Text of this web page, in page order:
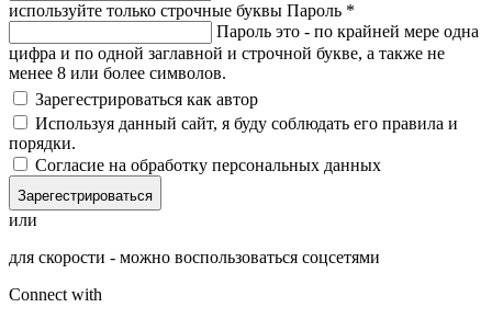
используйте только строчные буквы Пароль *
Пароль это - по крайней мере одна
цифра и по одной заглавной и строчной букве, а также не
менее 8 или более символов.
Зарегестрироваться как автор
Используя данный сайт, я буду соблюдать его правила и
порядки.
Согласие на обработку персональных данных
Зарегестрироваться
или
для скорости - можно воспользоваться соцсетями
Connect with